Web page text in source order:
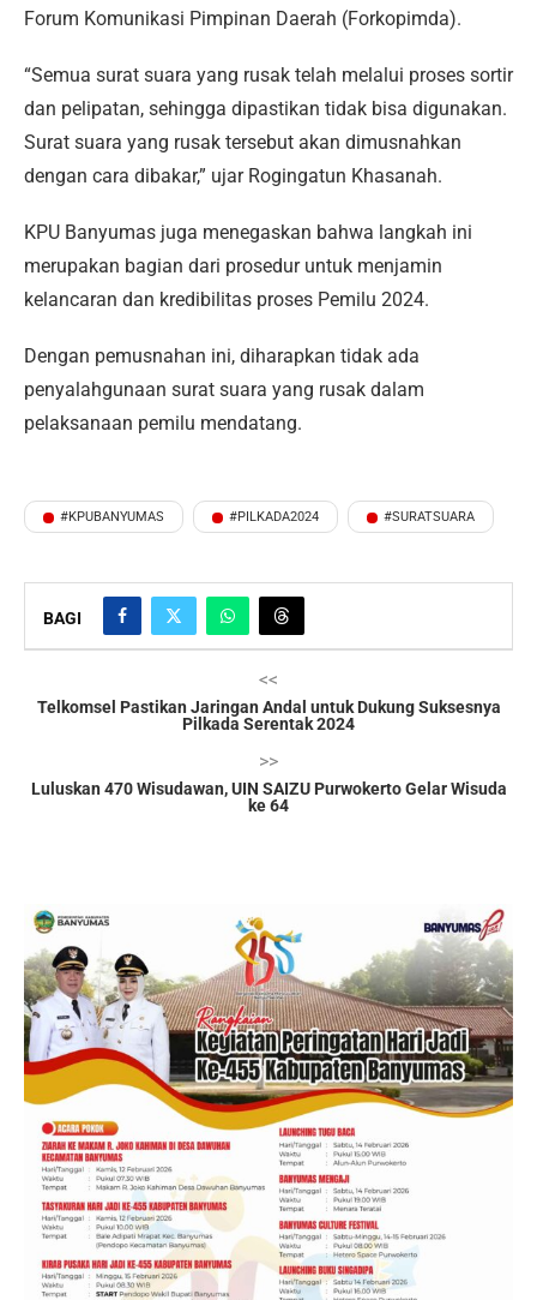
Forum Komunikasi Pimpinan Daerah (Forkopimda).
“Semua surat suara yang rusak telah melalui proses sortir
dan pelipatan, sehingga dipastikan tidak bisa digunakan.
Surat suara yang rusak tersebut akan dimusnahkan
dengan cara dibakar,” ujar Rogingatun Khasanah.
KPU Banyumas juga menegaskan bahwa langkah ini
merupakan bagian dari prosedur untuk menjamin
kelancaran dan kredibilitas proses Pemilu 2024.
Dengan pemusnahan ini, diharapkan tidak ada
penyalahgunaan surat suara yang rusak dalam
pelaksanaan pemilu mendatang.
#KPUBANYUMAS #PILKADA2024 #SURATSUARA
BAGI
<<
Telkomsel Pastikan Jaringan Andal untuk Dukung Suksesnya
Pilkada Serentak 2024
>>
Luluskan 470 Wisudawan, UIN SAIZU Purwokerto Gelar Wisuda
ke 64